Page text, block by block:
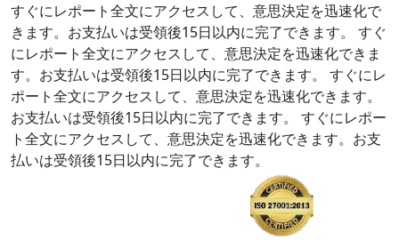
すぐにレポート全文にアクセスして、意思決定を迅速化で
きます。お支払いは受領後15日以内に完了できます。
すぐ
にレポート全文にアクセスして、意思決定を迅速化できま
す。お支払いは受領後15日以内に完了できます。
すぐにレ
ポート全文にアクセスして、意思決定を迅速化できます。
お支払いは受領後15日以内に完了できます。
すぐにレポー
ト全文にアクセスして、意思決定を迅速化できます。お支
払いは受領後15日以内に完了できます。